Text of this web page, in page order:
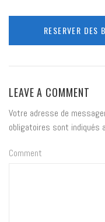
RESERVER DES
LEAVE A COMMENT
Votre adresse de
obligatoires sont indiqués
Comment